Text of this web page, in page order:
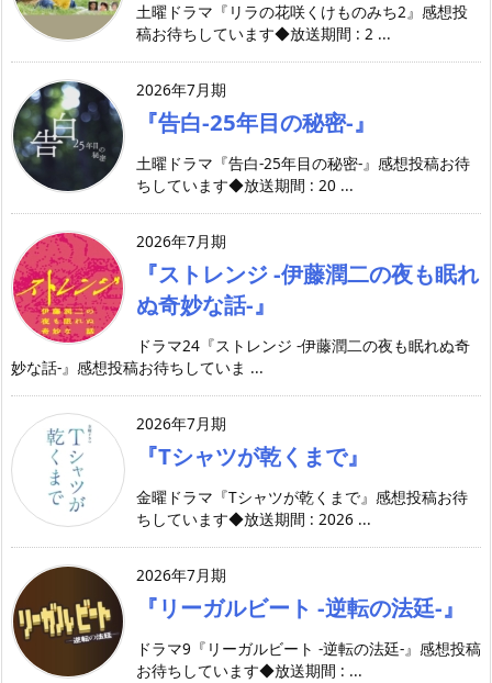
土曜ドラマ『リラの花咲くけものみち2』感想投
稿お待ちしています◆放送期間 : 2 ...
2026年7月期
『告白-25年目の秘密-』
土曜ドラマ『告白-25年目の秘密-』感想投稿お待
ちしています◆放送期間 : 20 ...
2026年7月期
『ストレンジ -伊藤潤二の夜も眠れ
ぬ奇妙な話-』
ドラマ24『ストレンジ -伊藤潤二の夜も眠れぬ奇
妙な話-』感想投稿お待ちしていま ...
2026年7月期
『Tシャツが乾くまで』
金曜ドラマ『Tシャツが乾くまで』感想投稿お待
ちしています◆放送期間 : 2026 ...
2026年7月期
『リーガルビート -逆転の法廷-』
ドラマ9『リーガルビート -逆転の法廷-』感想投稿
お待ちしています◆放送期間 : ...